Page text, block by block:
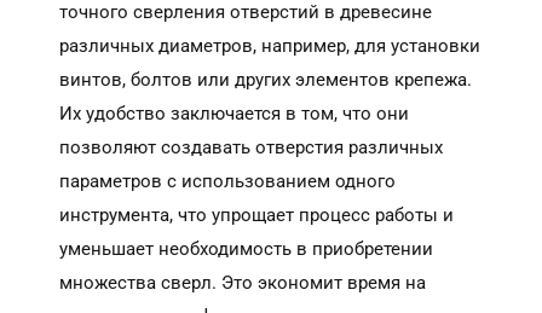
точного сверления отверстий в древесине
различных диаметров, например, для установки
винтов, болтов или других элементов крепежа.
Их удобство заключается в том, что они
позволяют создавать отверстия различных
параметров с использованием одного
инструмента, что упрощает процесс работы и
уменьшает необходимость в приобретении
множества сверл. Это экономит время на